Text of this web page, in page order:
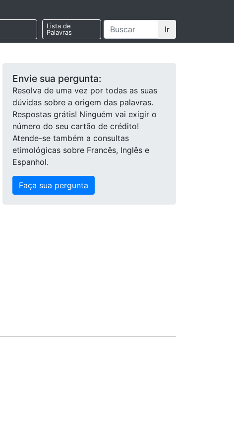
Lista de
Palavras
Ir
Envie sua pergunta:
Resolva de uma vez por todas as suas
dúvidas sobre a origem das palavras.
Respostas grátis! Ninguém vai exigir o
número do seu cartão de crédito!
Atende-se também a consultas
etimológicas sobre Francês, Inglês e
Espanhol.
Faça sua pergunta